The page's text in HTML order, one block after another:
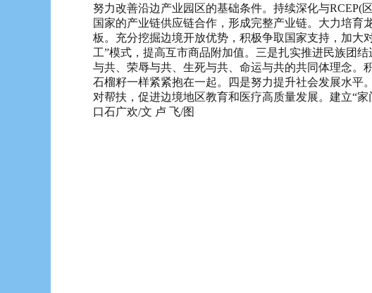
努力改善沿边产业园区的基础条件。持续深化与RCEP(
国家的产业链供应链合作，形成完整产业链。大力培
板。充分挖掘边境开放优势，积极争取国家支持，加大
工”模式，提高互市商品附加值。三是扎实推进民族团
与共、荣辱与共、生死与共、命运与共的共同体理念。
石榴籽一样紧紧抱在一起。四是努力提升社会发展水平
对帮扶，促进边境地区教育和医疗高质量发展。建立“
口石广欢/文 卢 飞/图